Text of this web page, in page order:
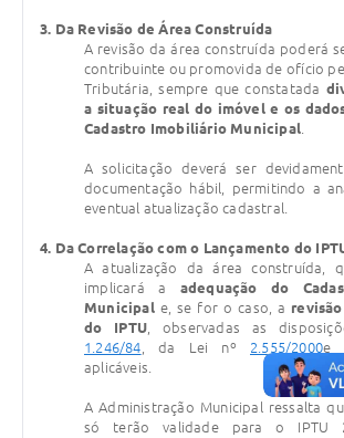
Links Úteis
Serviços Online
3. Da Revisão de Área Construída
A revisão da área construída poderá
contribuinte ou promovida de ofício
Tributária, sempre que constatada
a situação real do imóvel e os
Cadastro Imobiliário Municipal
A solicitação deverá ser
documentação hábil, permitindo a
eventual atualização cadastral.
4. Da Correlação com o Lançamento do
A atualização da área construída,
implicará a adequação do
Municipale, se for o caso, a
do IPTU , observadas as
1.246/84 , da Lei nº 2.555/2000e
aplicáveis.
A Administração Municipal ressalta
só terão validade para o IPTU